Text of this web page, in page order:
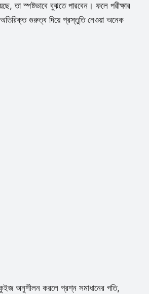
তা স্পষ্টভাবে বুঝতে পারবেন। ফলে পরীক্ষার
গুরুত্ব দিয়ে প্রস্তুতি নেওয়া অনেক
অনুশীলন করলে প্রশ্ন সমাধানের গতি,